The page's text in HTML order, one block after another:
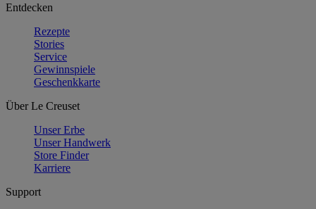
Entdecken
Rezepte
Stories
Service
Gewinnspiele
Geschenkkarte
Über Le Creuset
Unser Erbe
Unser Handwerk
Store Finder
Karriere
Support